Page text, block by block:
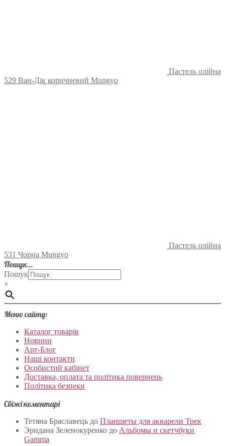
Пастель олійна
529 Ван-Дік коричневий Mungyo
Пастель олійна
531 Чорна Mungyo
Пошук…
Пошук
×
Меню сайту:
Каталог товарів
Новини
Арт-Блог
Наші контакти
Особистий кабінет
Доставка, оплата та політика повернень
Політика безпеки
Свіжі коментарі
Тетяна Браславець до Планшеты для акварели Трек
Эридана Зеленокуренко до Альбомы и скетчбуки
Gamma